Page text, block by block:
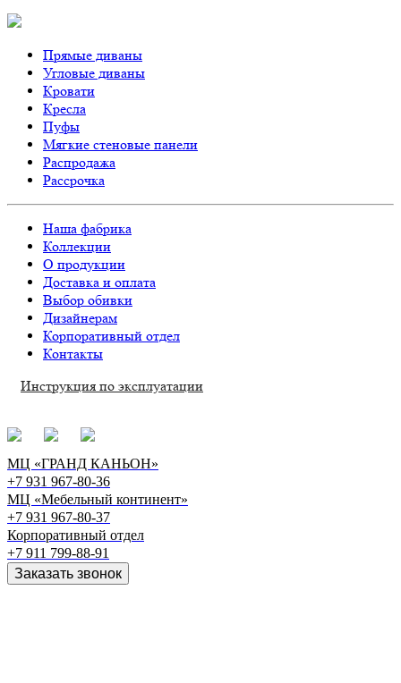
Прямые диваны
Угловые диваны
Кровати
Кресла
Пуфы
Мягкие стеновые панели
Распродажа
Рассрочка
Наша фабрика
Коллекции
О продукции
Доставка и оплата
Выбор обивки
Дизайнерам
Корпоративный отдел
Контакты
Инструкция по эксплуатации
МЦ «ГРАНД КАНЬОН»
+7 931 967-80-36
МЦ «Мебельный континент»
+7 931 967-80-37
Корпоративный отдел
+7 911 799-88-91‬
Заказать звонок